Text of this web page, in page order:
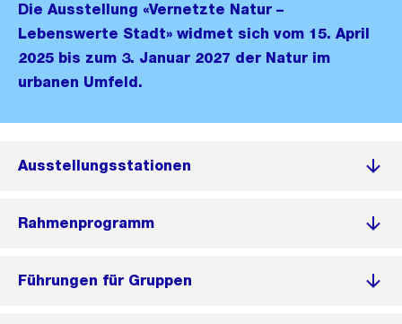
Die Ausstellung «Vernetzte Natur –
Lebenswerte Stadt» widmet sich vom 15. April
2025 bis zum 3. Januar 2027 der Natur im
urbanen Umfeld.
Ausstellungsstationen
Rahmenprogramm
Führungen für Gruppen